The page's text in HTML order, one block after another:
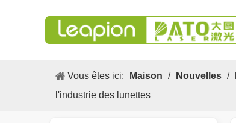
Vous êtes ici: Maison / Nouvelles /
l'industrie des lunettes